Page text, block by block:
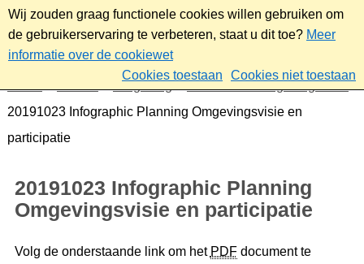
Wij zouden graag functionele cookies willen gebruiken om
de gebruikerservaring te verbeteren, staat u dit toe? Meer
informatie over de cookiewet
Cookies toestaan
Cookies niet toestaan
Omgeving
Downloads Omgevingsvisie
20191023 Infographic Planning Omgevingsvisie en
participatie
20191023 Infographic Planning
Omgevingsvisie en participatie
Volg de onderstaande link om het PDFdocument te